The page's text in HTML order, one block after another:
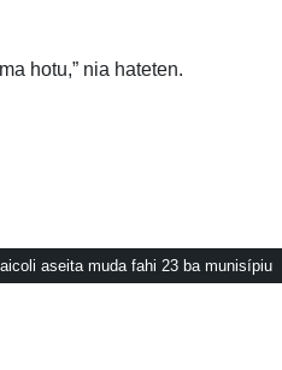
hotu,” nia hateten.
aseita muda fahi 23 ba munisípiu